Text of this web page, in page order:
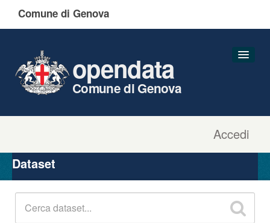
Comune di Genova
Accedi
opendata
Comune di Genova
Organizzazioni
Gruppi
Dataset